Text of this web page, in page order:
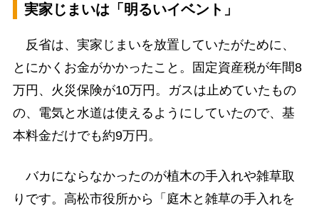
実家じまいは「明るいイベント」
反省は、実家じまいを放置していたがために、
とにかくお金がかかったこと。固定資産税が年間8
万円、火災保険が10万円。ガスは止めていたもの
の、電気と水道は使えるようにしていたので、基
本料金だけでも約9万円。
バカにならなかったのが植木の手入れや雑草取
りです。高松市役所から「庭木と雑草の手入れを